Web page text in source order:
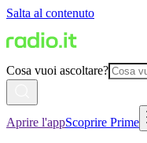
Salta al contenuto
Cosa vuoi ascoltare?
Aprire l'appScoprire Prime